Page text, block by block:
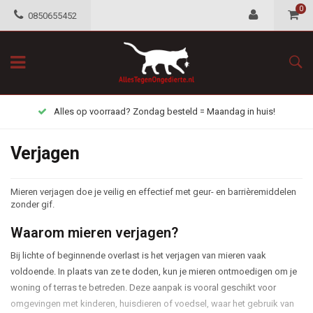
0850655452
0
Alles op voorraad? Zondag besteld = Maandag in huis!
Verjagen
Mieren verjagen doe je veilig en effectief met geur- en barrièremiddelen
zonder gif.
Waarom mieren verjagen?
Bij lichte of beginnende overlast is het verjagen van mieren vaak
voldoende. In plaats van ze te doden, kun je mieren ontmoedigen om je
woning of terras te betreden. Deze aanpak is vooral geschikt voor
omgevingen met kinderen, huisdieren of voedsel, waar het gebruik van